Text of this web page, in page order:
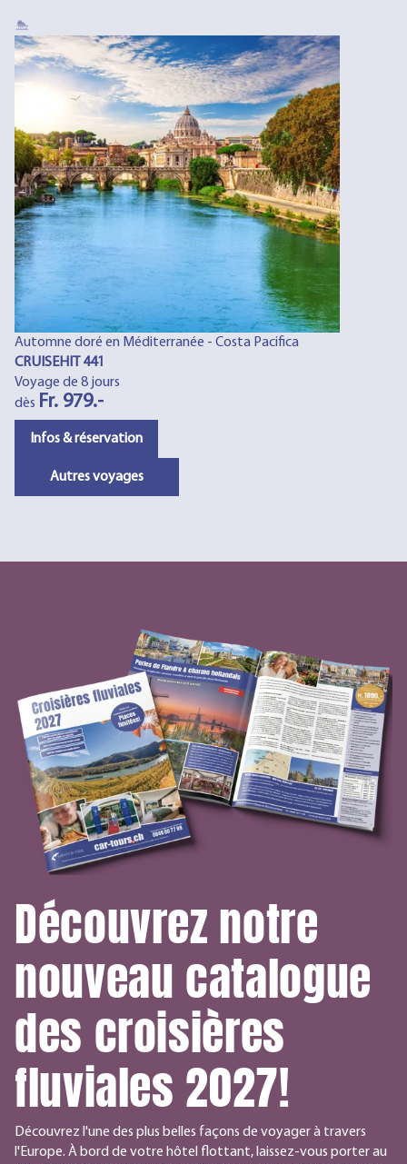
Automne doré en Méditerranée - Costa Pacifica
CRUISEHIT 441
Voyage de 8 jours
dès Fr. 979.-
Infos & réservation
Autres voyages
Découvrez notre
nouveau catalogue
des croisières
fluviales 2027!
Découvrez l'une des plus belles façons de voyager à travers
l'Europe. À bord de votre hôtel flottant, laissez-vous porter au